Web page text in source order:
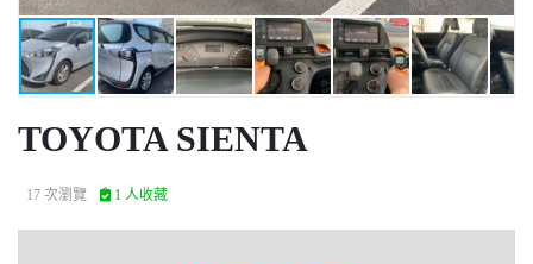
TOYOTA SIENTA
17 次瀏覽 1 人收藏